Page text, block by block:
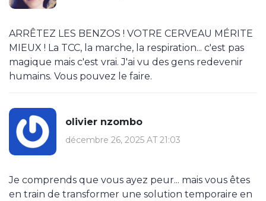
ARRÊTEZ LES BENZOS ! VOTRE CERVEAU MÉRITE
MIEUX ! La TCC, la marche, la respiration... c'est pas
magique mais c'est vrai. J'ai vu des gens redevenir
humains. Vous pouvez le faire.
olivier nzombo
décembre 26, 2025 AT 21:03
Je comprends que vous ayez peur... mais vous êtes
en train de transformer une solution temporaire en